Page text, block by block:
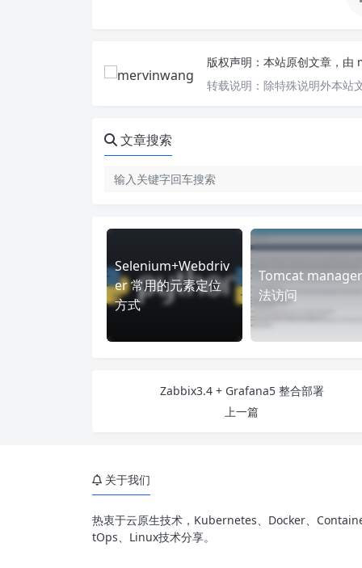
版权声明： 本站原创文章，由
转载说明： 除特殊说明外本站
文章搜索
Selenium+Webdriv
er 常用的元素定位
方式
Tomcat
法访问
Zabbix3.4 + Grafana5 整合部署
上一篇
关于我们
热衷于云原生技术，Kubernetes、Docker、
tOps、Linux技术分享。